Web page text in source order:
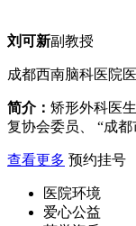
刘可新副教授
成都西南脑科医院
简介： 矫形外科医
复协会委员、 “成
查看更多 预约挂号
医院环境
爱心公益